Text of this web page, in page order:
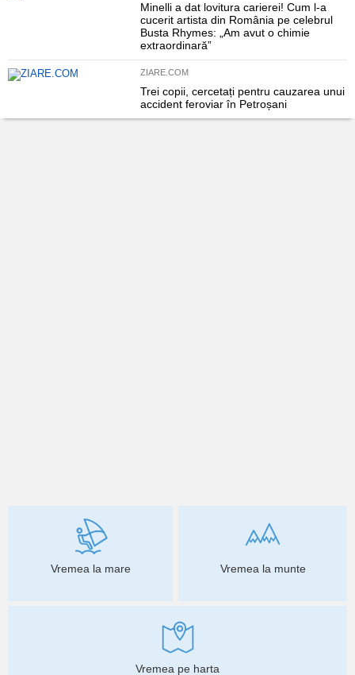
Minelli a dat lovitura carierei! Cum l-a
cucerit artista din România pe celebrul
Busta Rhymes: „Am avut o chimie
extraordinară”
ZIARE.COM
Trei copii, cercetați pentru cauzarea unui
accident feroviar în Petroșani
Vremea la mare Vremea la munte
Vremea pe harta